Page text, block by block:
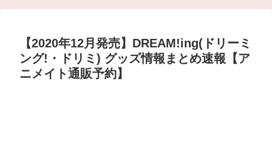
【2020年12月発売】DREAM!ing(ドリーミ
ング!・ドリミ) グッズ情報まとめ速報【ア
ニメイト通販予約】